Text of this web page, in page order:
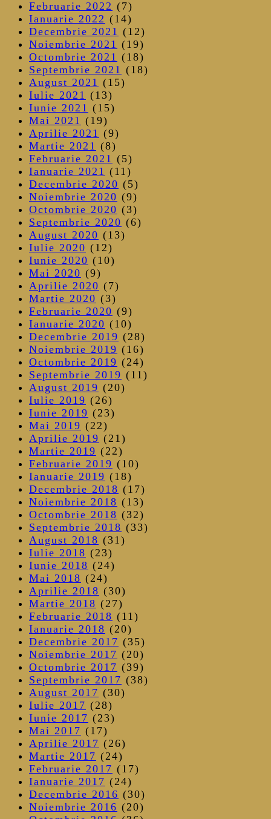
Februarie 2022 (7)
Ianuarie 2022 (14)
Decembrie 2021 (12)
Noiembrie 2021 (19)
Octombrie 2021 (18)
Septembrie 2021 (18)
August 2021 (15)
Iulie 2021 (13)
Iunie 2021 (15)
Mai 2021 (19)
Aprilie 2021 (9)
Martie 2021 (8)
Februarie 2021 (5)
Ianuarie 2021 (11)
Decembrie 2020 (5)
Noiembrie 2020 (9)
Octombrie 2020 (3)
Septembrie 2020 (6)
August 2020 (13)
Iulie 2020 (12)
Iunie 2020 (10)
Mai 2020 (9)
Aprilie 2020 (7)
Martie 2020 (3)
Februarie 2020 (9)
Ianuarie 2020 (10)
Decembrie 2019 (28)
Noiembrie 2019 (16)
Octombrie 2019 (24)
Septembrie 2019 (11)
August 2019 (20)
Iulie 2019 (26)
Iunie 2019 (23)
Mai 2019 (22)
Aprilie 2019 (21)
Martie 2019 (22)
Februarie 2019 (10)
Ianuarie 2019 (18)
Decembrie 2018 (17)
Noiembrie 2018 (13)
Octombrie 2018 (32)
Septembrie 2018 (33)
August 2018 (31)
Iulie 2018 (23)
Iunie 2018 (24)
Mai 2018 (24)
Aprilie 2018 (30)
Martie 2018 (27)
Februarie 2018 (11)
Ianuarie 2018 (20)
Decembrie 2017 (35)
Noiembrie 2017 (20)
Octombrie 2017 (39)
Septembrie 2017 (38)
August 2017 (30)
Iulie 2017 (28)
Iunie 2017 (23)
Mai 2017 (17)
Aprilie 2017 (26)
Martie 2017 (24)
Februarie 2017 (17)
Ianuarie 2017 (24)
Decembrie 2016 (30)
Noiembrie 2016 (20)